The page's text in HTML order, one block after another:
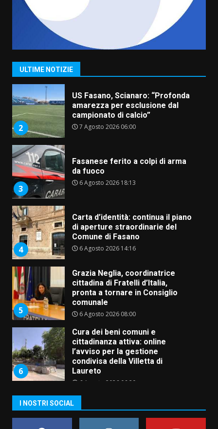
ULTIME NOTIZIE
6 Agosto 2026 06:15
1
“I Contestatori: Musica di
Rivoluzione”: nuovo
appuntamento con “Fasano in
2
US Fasano, Scianaro: “Profonda
amarezza per esclusione dal
campionato di calcio”
7 Agosto 2026 06:00
3
Fasanese ferito a colpi di arma
da fuoco
6 Agosto 2026 18:13
4
Carta d’identità: continua il piano
di aperture straordinarie del
Comune di Fasano
6 Agosto 2026 14:16
5
Grazia Neglia, coordinatrice
cittadina di Fratelli d’Italia,
pronta a tornare in Consiglio
comunale
6 Agosto 2026 08:00
6
Cura dei beni comuni e
cittadinanza attiva: online
l’avviso per la gestione
condivisa della Villetta di
Laureto
6 Agosto 2026 06:20
assoluta de “L’Albergo
Belvedere. Il rapimento”
I NOSTRI SOCIAL